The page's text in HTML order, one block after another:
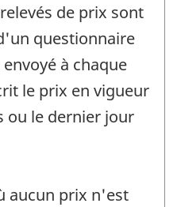
de prix sont
questionnaire
à chaque
le prix en vigueur
ou le dernier jour
aucun prix n'est